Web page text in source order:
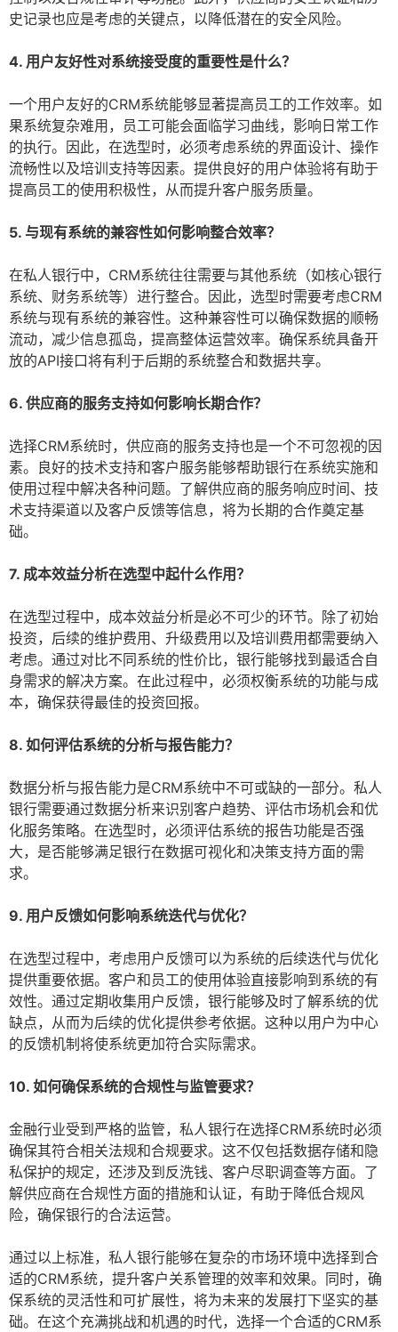
史记录也应是考虑的关键点，以降低潜在的安全风险。
4. 用户友好性对系统接受度的重要性是什么？
一个用户友好的CRM系统能够显著提高员工的工作效率。如
果系统复杂难用，员工可能会面临学习曲线，影响日常工作
的执行。因此，在选型时，必须考虑系统的界面设计、操作
流畅性以及培训支持等因素。提供良好的用户体验将有助于
提高员工的使用积极性，从而提升客户服务质量。
5. 与现有系统的兼容性如何影响整合效率？
在私人银行中，CRM系统往往需要与其他系统（如核心银行
系统、财务系统等）进行整合。因此，选型时需要考虑CRM
系统与现有系统的兼容性。这种兼容性可以确保数据的顺畅
流动，减少信息孤岛，提高整体运营效率。确保系统具备开
放的API接口将有利于后期的系统整合和数据共享。
6. 供应商的服务支持如何影响长期合作？
选择CRM系统时，供应商的服务支持也是一个不可忽视的因
素。良好的技术支持和客户服务能够帮助银行在系统实施和
使用过程中解决各种问题。了解供应商的服务响应时间、技
术支持渠道以及客户反馈等信息，将为长期的合作奠定基
础。
7. 成本效益分析在选型中起什么作用？
在选型过程中，成本效益分析是必不可少的环节。除了初始
投资，后续的维护费用、升级费用以及培训费用都需要纳入
考虑。通过对比不同系统的性价比，银行能够找到最适合自
身需求的解决方案。在此过程中，必须权衡系统的功能与成
本，确保获得最佳的投资回报。
8. 如何评估系统的分析与报告能力？
数据分析与报告能力是CRM系统中不可或缺的一部分。私人
银行需要通过数据分析来识别客户趋势、评估市场机会和优
化服务策略。在选型时，必须评估系统的报告功能是否强
大，是否能够满足银行在数据可视化和决策支持方面的需
求。
9. 用户反馈如何影响系统迭代与优化？
在选型过程中，考虑用户反馈可以为系统的后续迭代与优化
提供重要依据。客户和员工的使用体验直接影响到系统的有
效性。通过定期收集用户反馈，银行能够及时了解系统的优
缺点，从而为后续的优化提供参考依据。这种以用户为中心
的反馈机制将使系统更加符合实际需求。
10. 如何确保系统的合规性与监管要求？
金融行业受到严格的监管，私人银行在选择CRM系统时必须
确保其符合相关法规和合规要求。这不仅包括数据存储和隐
私保护的规定，还涉及到反洗钱、客户尽职调查等方面。了
解供应商在合规性方面的措施和认证，有助于降低合规风
险，确保银行的合法运营。
通过以上标准，私人银行能够在复杂的市场环境中选择到合
适的CRM系统，提升客户关系管理的效率和效果。同时，确
保系统的灵活性和可扩展性，将为未来的发展打下坚实的基
础。在这个充满挑战和机遇的时代，选择一个合适的CRM系